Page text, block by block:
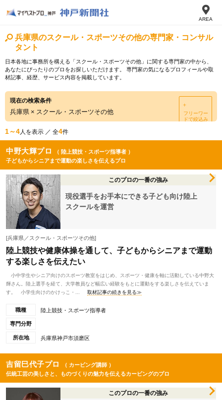
AREA
兵庫県のスクール・スポーツその他の専門家・コンサル
タント
日本各地に事務所を構える「スクール・スポーツその他」に関する専門家の中から、
あなたにぴったりのプロをお探しいただけます。 専門家の気になるプロフィールや取
材記事、経歴、サービス内容を掲載しています。
現在の検索条件
兵庫県 × スクール・スポーツその他
＋
フリーワー
ドで絞込み
1～4人を表示 ／ 全4件
中野大輝プロ
（ 陸上競技・スポーツ指導者 ）
子どもからシニアまで運動の楽しさを伝えるプロ
このプロの一番の強み
現役選手をお手本にできる子ども向け陸上
スクールを運営
[兵庫県／スクール・スポーツその他]
陸上競技や健康体操を通して、子どもからシニアまで運動
する楽しさを伝えたい
小中学生やシニア向けのスポーツ教室をはじめ、スポーツ・健康を軸に活動している中野大
輝さん。陸上選手を経て、大学教員など幅広い経験をもとに運動をする楽しさを伝えていま
す。 小学生向けのかけっこ・...
取材記事の続きを見る≫
職種 陸上競技・スポーツ指導者
専門分野
所在地 兵庫県神戸市須磨区
吉留巳代子プロ
（ カービング講師 ）
伝統工芸の美しさと、ものづくりの魅力を伝えるカービングのプロ
このプロの一番の強み